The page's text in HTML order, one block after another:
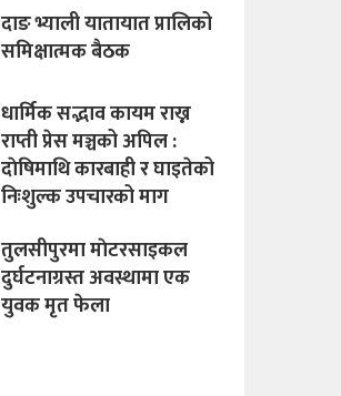
दाङ भ्याली यातायात प्रालिको
समिक्षात्मक बैठक
धार्मिक सद्भाव कायम राख्न
राप्ती प्रेस मञ्चको अपिल :
दाेषिमाथि कारबाही र घाइतेको
निःशुल्क उपचारको माग
तुलसीपुरमा माेटरसाइकल
दुर्घटनाग्रस्त अवस्थामा एक
युवक मृत फेला